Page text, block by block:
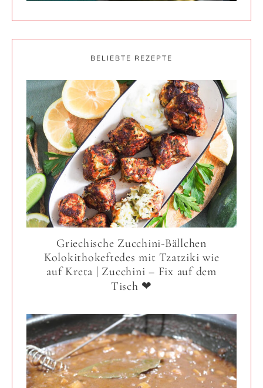
BELIEBTE REZEPTE
Griechische Zucchini-Bällchen
Kolokithokeftedes mit Tzatziki wie
auf Kreta | Zucchini – Fix auf dem
Tisch ❤